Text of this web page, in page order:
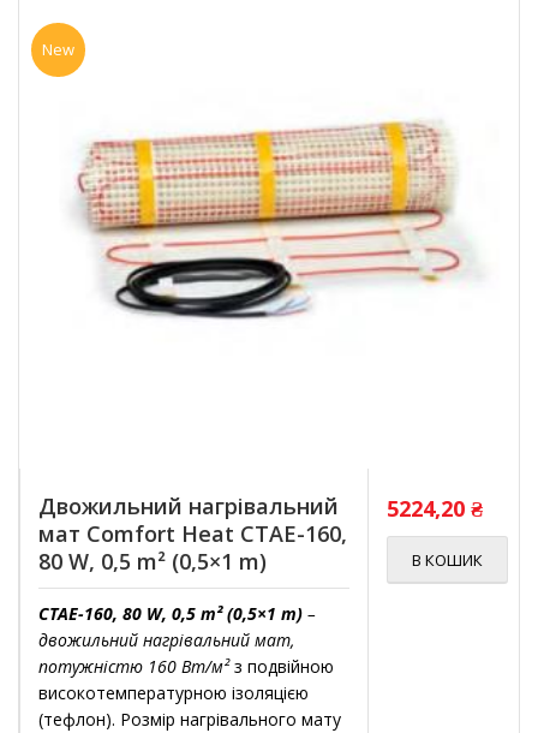
New
Двожильний нагрівальний
мат Comfort Heat CTAE-160,
80 W, 0,5 m² (0,5×1 m)
CTAE-160, 80 W, 0,5 m² (0,5×1 m) –
двожильний нагрівальний мат,
потужністю 160 Вт/м²з подвійною
високотемпературною ізоляцією
(тефлон). Розмір нагрівального мату
5224,20₴
В КОШИК